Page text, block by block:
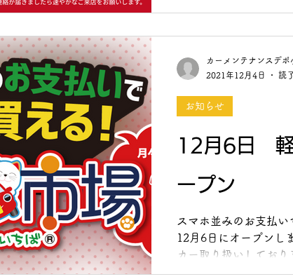
12月6日
ープン
スマホ並みのお支払
12月6日にオープンし
カー取り扱いしており
お知らせ
カーメンテナンスデポ
2021年12月4日
読